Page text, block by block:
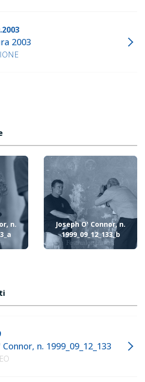
2003
n.
Joseph O' Connor, n.
1999_09_12_133_b
Connor, n. 1999_09_12_133